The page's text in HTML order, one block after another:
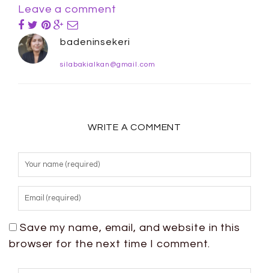
Leave a comment
badeninsekeri
silabakialkan@gmail.com
WRITE A COMMENT
Save my name, email, and website in this
browser for the next time I comment.